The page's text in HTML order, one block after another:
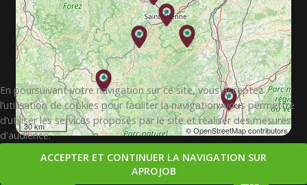
30 km © OpenStreetMap contributors
En poursuivant votre navigation sur ce site, vous acceptez
l’utilisation de cookies pour faciliter la navigation, vous permettre
d’utiliser les services proposés par le site et réaliser des mesures
d'audience.
ACCEPTER ET CONTINUER LA NAVIGATION SUR
APROJOB